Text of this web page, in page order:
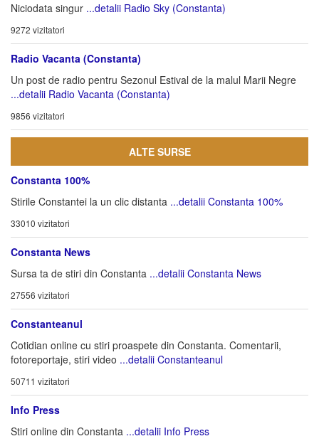
Niciodata singur ...detalii Radio Sky (Constanta)
9272 vizitatori
Radio Vacanta (Constanta)
Un post de radio pentru Sezonul Estival de la malul Marii Negre
...detalii Radio Vacanta (Constanta)
9856 vizitatori
ALTE SURSE
Constanta 100%
Stirile Constantei la un clic distanta ...detalii Constanta 100%
33010 vizitatori
Constanta News
Sursa ta de stiri din Constanta ...detalii Constanta News
27556 vizitatori
Constanteanul
Cotidian online cu stiri proaspete din Constanta. Comentarii,
fotoreportaje, stiri video ...detalii Constanteanul
50711 vizitatori
Info Press
Stiri online din Constanta ...detalii Info Press